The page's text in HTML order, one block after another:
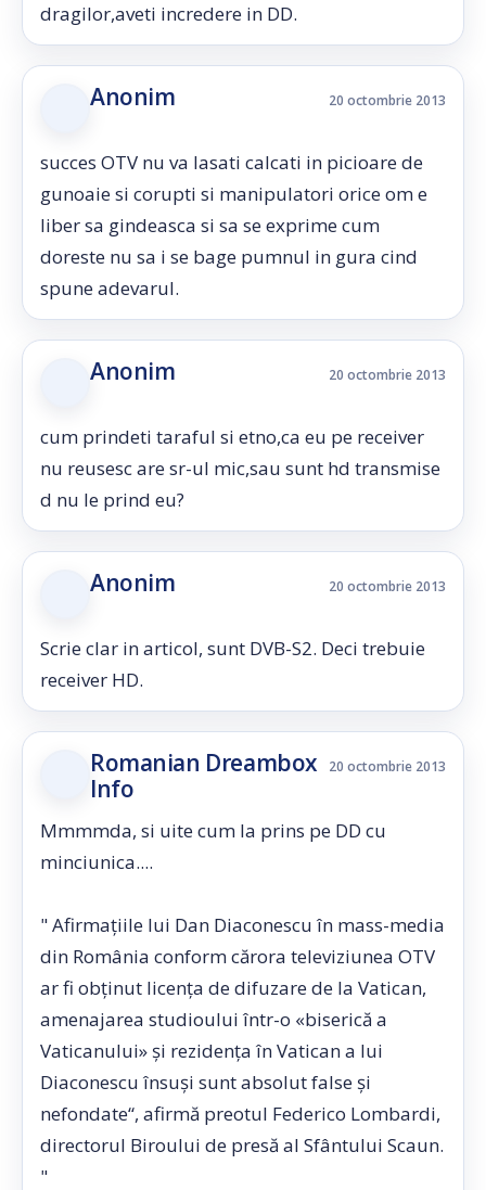
dragilor,aveti incredere in DD.
Anonim 20 octombrie 2013
succes OTV nu va lasati calcati in picioare de
gunoaie si corupti si manipulatori orice om e
liber sa gindeasca si sa se exprime cum
doreste nu sa i se bage pumnul in gura cind
spune adevarul.
Anonim 20 octombrie 2013
cum prindeti taraful si etno,ca eu pe receiver
nu reusesc are sr-ul mic,sau sunt hd transmise
d nu le prind eu?
Anonim 20 octombrie 2013
Scrie clar in articol, sunt DVB-S2. Deci trebuie
receiver HD.
Romanian Dreambox
Info
20 octombrie 2013
Mmmmda, si uite cum la prins pe DD cu
minciunica....
" Afirmaţiile lui Dan Diaconescu în mass-media
din România conform cărora televiziunea OTV
ar fi obţinut licenţa de difuzare de la Vatican,
amenajarea studioului într-o «biserică a
Vaticanului» şi rezidenţa în Vatican a lui
Diaconescu însuşi sunt absolut false şi
nefondate“, afirmă preotul Federico Lombardi,
directorul Biroului de presă al Sfântului Scaun.
"